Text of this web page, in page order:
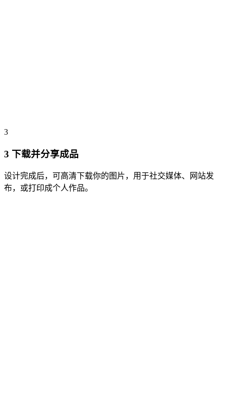
3
3 下载并分享成品
设计完成后，可高清下载你的图片，用于社交媒体、网站发
布，或打印成个人作品。